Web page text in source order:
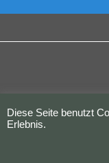
Diese Seite benutzt
Erlebnis.